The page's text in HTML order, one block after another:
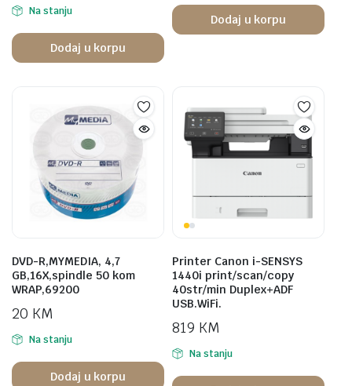
Na stanju
Dodaj u korpu
Dodaj u korpu
DVD-R,MYMEDIA, 4,7
GB,16X,spindle 50 kom
WRAP,69200
20 KM
Na stanju
Dodaj u korpu
Printer Canon i-SENSYS
1440i print/scan/copy
40str/min Duplex+ADF
USB.WiFi.
819 KM
Na stanju